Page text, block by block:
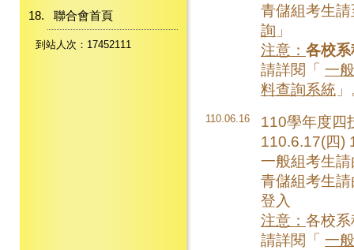
聯合會首頁
到站人次：17452111
青儲組考生
詢 」
注意： 各校
請詳閱「 一
料查詢系統
110.06.16
110學年度四
110.6.17(四)
一般組考生
青儲組考生
登入
注意： 各校
請詳閱「 一